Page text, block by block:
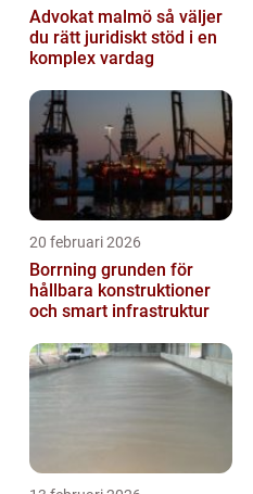
Advokat malmö så väljer
du rätt juridiskt stöd i en
komplex vardag
20 februari 2026
Borrning grunden för
hållbara konstruktioner
och smart infrastruktur